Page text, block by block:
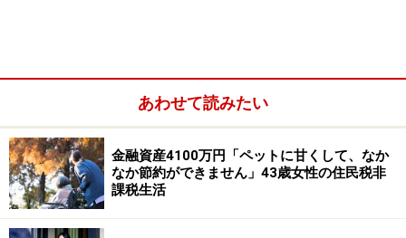
投資歴は「18年」、海外投資を中心にリスク資産約4億
あわせて読みたい
金融資産4100万円「ペットに甘くして、なか
なか節約ができません」43歳女性の住民税非
課税生活